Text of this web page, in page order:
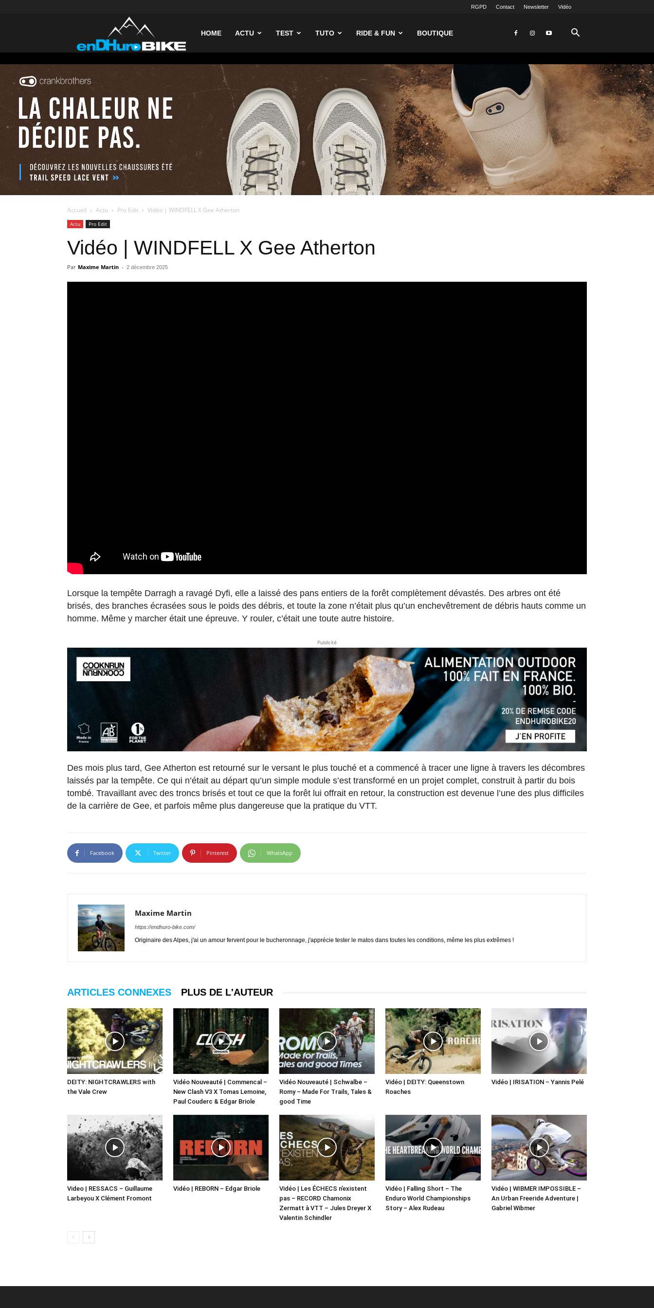
RGPD Contact Newsletter Vidéo
enDHurobike
HOME ACTU TEST TUTO RIDE & FUN BOUTIQUE
Accueil Actu Pro Edit Vidéo | WINDFELL X Gee Atherton
Actu Pro Edit
Vidéo | WINDFELL X Gee Atherton
Par Maxime Martin - 2 décembre 2025
Lorsque la tempête Darragh a ravagé Dyfi, elle a laissé des pans entiers de la forêt complètement dévastés. Des arbres ont été
brisés, des branches écrasées sous le poids des débris, et toute la zone n’était plus qu’un enchevêtrement de débris hauts comme un
homme. Même y marcher était une épreuve. Y rouler, c’était une toute autre histoire.
Publicité
Des mois plus tard, Gee Atherton est retourné sur le versant le plus touché et a commencé à tracer une ligne à travers les décombres
laissés par la tempête. Ce qui n’était au départ qu’un simple module s’est transformé en un projet complet, construit à partir du bois
tombé. Travaillant avec des troncs brisés et tout ce que la forêt lui offrait en retour, la construction est devenue l’une des plus difficiles
de la carrière de Gee, et parfois même plus dangereuse que la pratique du VTT.
Facebook Twitter Pinterest WhatsApp
Maxime Martin
https://endhuro-bike.com/
Originaire des Alpes, j'ai un amour fervent pour le bucheronnage, j'apprécie tester le matos dans toutes les conditions, même les plus extrêmes !
ARTICLES CONNEXES PLUS DE L'AUTEUR
DEITY: NIGHTCRAWLERS with
the Vale Crew
Vidéo Nouveauté | Commencal –
New Clash V3 X Tomas Lemoine,
Paul Couderc & Edgar Briole
Vidéo Nouveauté | Schwalbe –
Romy – Made For Trails, Tales &
good Time
Vidéo | DEITY: Queenstown
Roaches
Vidéo | IRISATION – Yannis Pelé
Video | RESSACS – Guillaume
Larbeyou X Clément Fromont
Vidéo | REBORN – Edgar Briole
Vidéo | Les ÉCHECS n’existent
pas – RECORD Chamonix
Zermatt à VTT – Jules Dreyer X
Valentin Schindler
Vidéo | Falling Short – The
Enduro World Championships
Story – Alex Rudeau
Vidéo | WIBMER IMPOSSIBLE –
An Urban Freeride Adventure |
Gabriel Wibmer